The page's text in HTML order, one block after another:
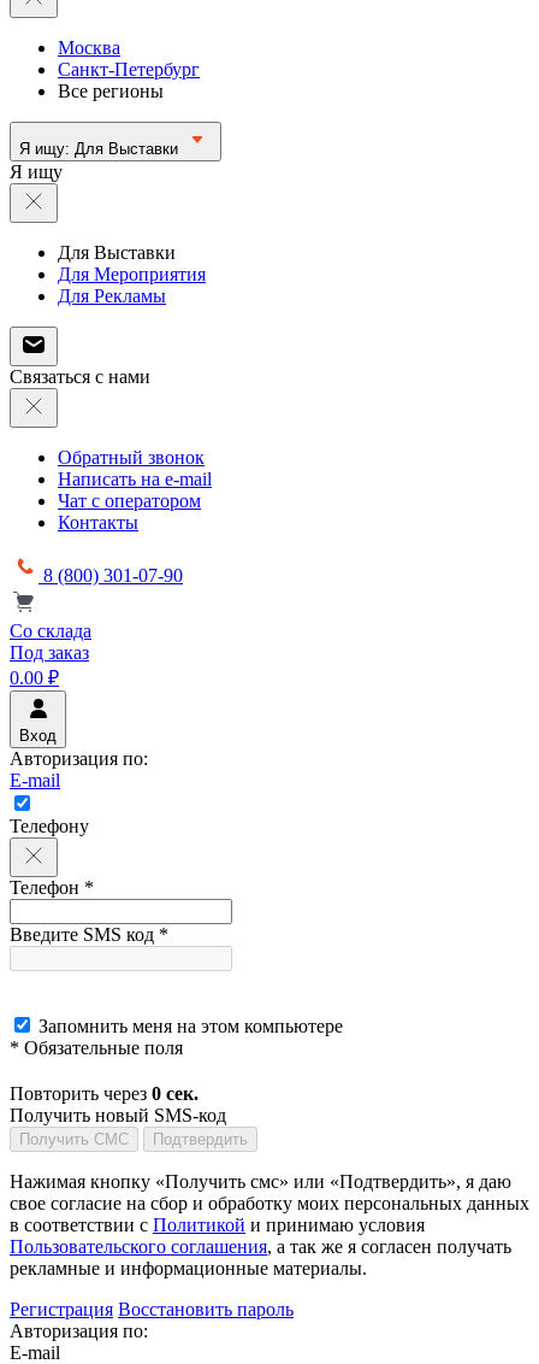
Москва
Санкт-Петербург
Все регионы
Я ищу: Для Выставки
Я ищу
Для Выставки
Для Мероприятия
Для Рекламы
Связаться с нами
Обратный звонок
Написать на e-mail
Чат с оператором
Контакты
8 (800) 301-07-90
Со склада
Под заказ
0.00 ₽
Вход
Авторизация по:
E-mail
Телефону
Телефон *
Введите SMS код *
Запомнить меня на этом компьютере
* Обязательные поля
Повторить через 0 сек.
Получить новый SMS-код
Получить СМС Подтвердить
Нажимая кнопку «Получить смс» или «Подтвердить», я даю
свое согласие на сбор и обработку моих персональных данных
в соответствии с Политикой и принимаю условия
Пользовательского соглашения, а так же я согласен получать
рекламные и информационные материалы.
Регистрация Восстановить пароль
Авторизация по:
E-mail